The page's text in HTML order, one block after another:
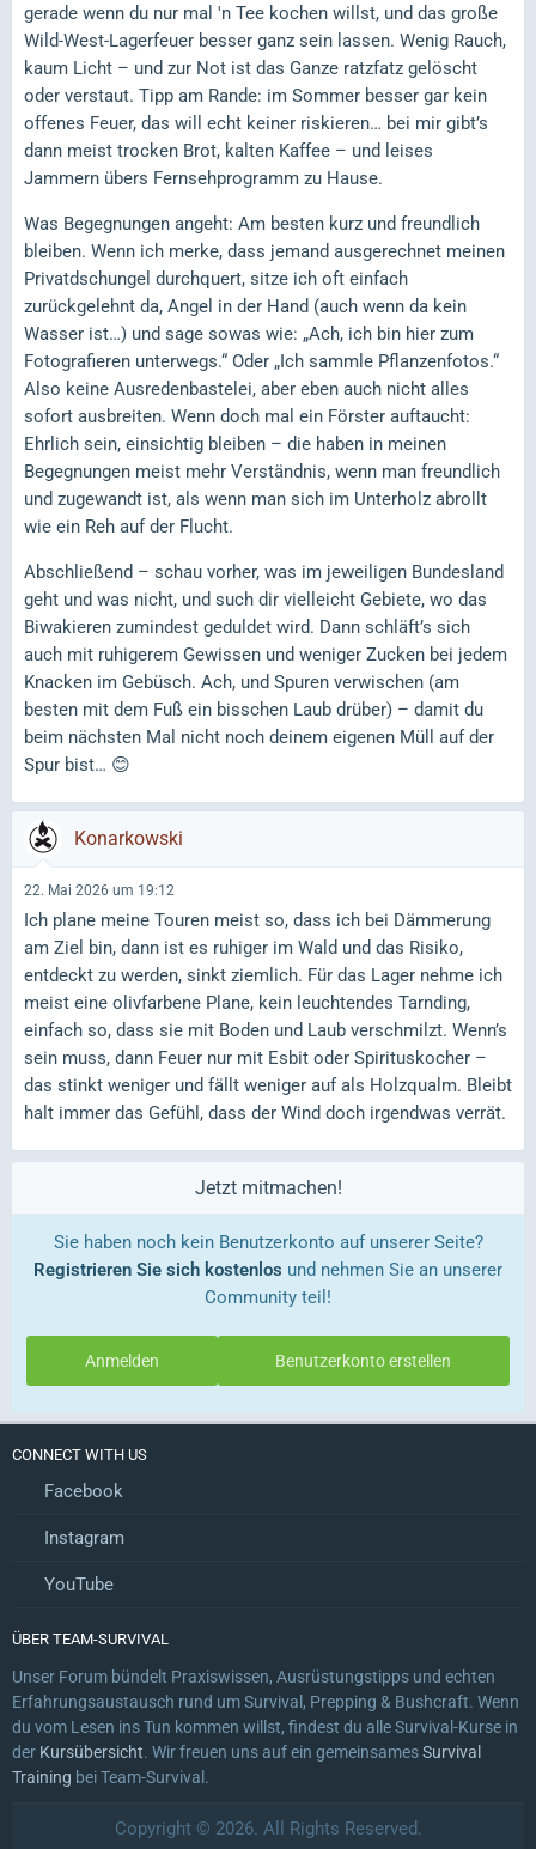
gerade wenn du nur mal 'n Tee kochen willst, und das große
Wild-West-Lagerfeuer besser ganz sein lassen. Wenig Rauch,
kaum Licht – und zur Not ist das Ganze ratzfatz gelöscht
oder verstaut. Tipp am Rande: im Sommer besser gar kein
offenes Feuer, das will echt keiner riskieren… bei mir gibt’s
dann meist trocken Brot, kalten Kaffee – und leises
Jammern übers Fernsehprogramm zu Hause.
Was Begegnungen angeht: Am besten kurz und freundlich
bleiben. Wenn ich merke, dass jemand ausgerechnet meinen
Privatdschungel durchquert, sitze ich oft einfach
zurückgelehnt da, Angel in der Hand (auch wenn da kein
Wasser ist…) und sage sowas wie: „Ach, ich bin hier zum
Fotografieren unterwegs.“ Oder „Ich sammle Pflanzenfotos.“
Also keine Ausredenbastelei, aber eben auch nicht alles
sofort ausbreiten. Wenn doch mal ein Förster auftaucht:
Ehrlich sein, einsichtig bleiben – die haben in meinen
Begegnungen meist mehr Verständnis, wenn man freundlich
und zugewandt ist, als wenn man sich im Unterholz abrollt
wie ein Reh auf der Flucht.
Abschließend – schau vorher, was im jeweiligen Bundesland
geht und was nicht, und such dir vielleicht Gebiete, wo das
Biwakieren zumindest geduldet wird. Dann schläft’s sich
auch mit ruhigerem Gewissen und weniger Zucken bei jedem
Knacken im Gebüsch. Ach, und Spuren verwischen (am
besten mit dem Fuß ein bisschen Laub drüber) – damit du
beim nächsten Mal nicht noch deinem eigenen Müll auf der
Spur bist… 😊
Konarkowski
22. Mai 2026 um 19:12
Ich plane meine Touren meist so, dass ich bei Dämmerung
am Ziel bin, dann ist es ruhiger im Wald und das Risiko,
entdeckt zu werden, sinkt ziemlich. Für das Lager nehme ich
meist eine olivfarbene Plane, kein leuchtendes Tarnding,
einfach so, dass sie mit Boden und Laub verschmilzt. Wenn’s
sein muss, dann Feuer nur mit Esbit oder Spirituskocher –
das stinkt weniger und fällt weniger auf als Holzqualm. Bleibt
halt immer das Gefühl, dass der Wind doch irgendwas verrät.
Jetzt mitmachen!
Sie haben noch kein Benutzerkonto auf unserer Seite?
Registrieren Sie sich kostenlos und nehmen Sie an unserer
Community teil!
Benutzerkonto erstellen
Anmelden
CONNECT WITH US
Facebook
Instagram
YouTube
ÜBER TEAM-SURVIVAL
Unser Forum bündelt Praxiswissen, Ausrüstungstipps und echten
Erfahrungsaustausch rund um Survival, Prepping & Bushcraft. Wenn
du vom Lesen ins Tun kommen willst, findest du alle Survival-Kurse in
der Kursübersicht. Wir freuen uns auf ein gemeinsamesSurvival
Training bei Team-Survival.
Copyright © 2026. All Rights Reserved.